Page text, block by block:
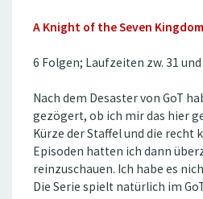
A Knight of the Seven
6 Folgen; Laufzeiten zw. 31
Nach dem Desaster von GoT
gezögert, ob ich mir das hier
Kürze der Staffel und die recht
Episoden hatten ich dann
reinzuschauen. Ich habe es
Die Serie spielt natürlich im